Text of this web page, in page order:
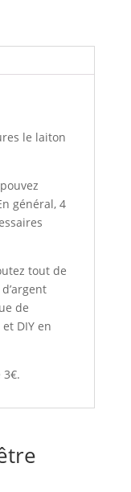
le laiton
général, 4
tout de
de
DIY en
3€.